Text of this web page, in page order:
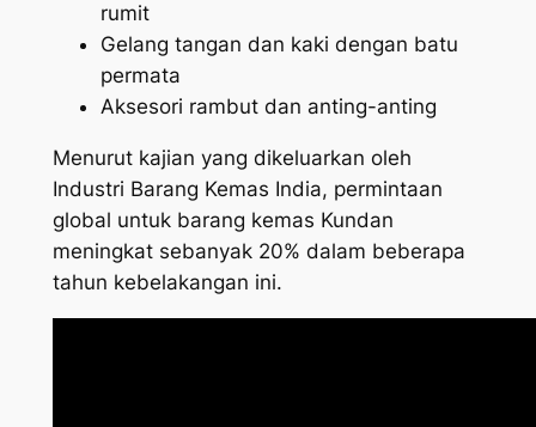
rumit
Gelang tangan dan kaki dengan batu
permata
Aksesori rambut dan anting-anting
Menurut kajian yang dikeluarkan oleh
Industri Barang Kemas India, permintaan
global untuk barang kemas Kundan
meningkat sebanyak 20% dalam beberapa
tahun kebelakangan ini.